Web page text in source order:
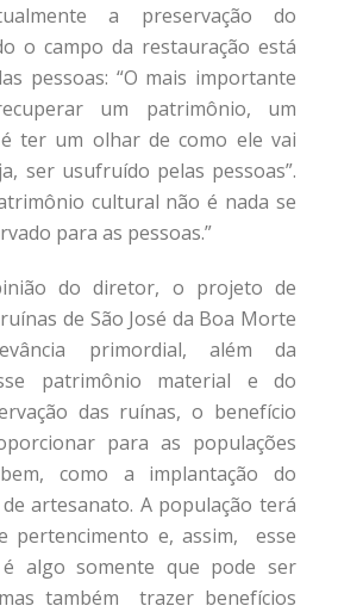
a preservação do
o campo da restauração está
pessoas: “O mais importante
um patrimônio, um
ter um olhar de como ele vai
ser usufruído pelas pessoas”.
cultural não é nada se
para as pessoas.”
do diretor, o projeto de
de São José da Boa Morte
primordial, além da
patrimônio material e do
das ruínas, o benefício
para as populações
como a implantação do
artesanato. A população terá
pertencimento e, assim, esse
algo somente que pode ser
também trazer benefícios